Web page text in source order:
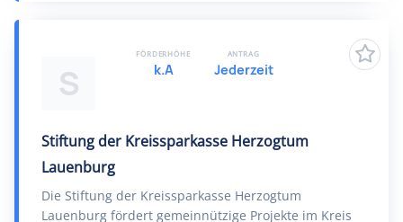
S
Stiftung der Kreissparkasse Herzogtum
Lauenburg
Die Stiftung der Kreissparkasse Herzogtum
Lauenburg fördert gemeinnützige Projekte im Kreis
FÖRDERHÖHE
k.A
ANTRAG
Jederzeit